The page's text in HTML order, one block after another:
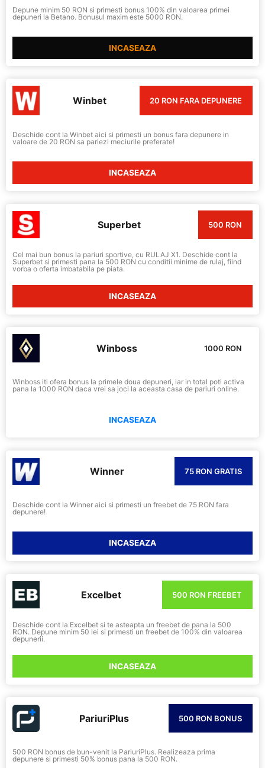
Depune minim 50 RON si primesti bonus 100% din valoarea primei
depuneri la Betano. Bonusul maxim este 5000 RON.
INCASEAZA
Winbet 20 RON FARA DEPUNERE
Deschide cont la Winbet aici si primesti un bonus fara depunere in
valoare de 20 RON sa pariezi meciurile preferate!
INCASEAZA
Superbet 500 RON
Cel mai bun bonus la pariuri sportive, cu RULAJ X1. Deschide cont la
Superbet si primesti pana la 500 RON cu conditii minime de rulaj, fiind
vorba o oferta imbatabila pe piata.
INCASEAZA
Winboss 1000 RON
Winboss iti ofera bonus la primele doua depuneri, iar in total poti activa
pana la 1000 RON daca vrei sa joci la aceasta casa de pariuri online.
INCASEAZA
Winner 75 RON GRATIS
Deschide cont la Winner aici si primesti un freebet de 75 RON fara
depunere!
INCASEAZA
Excelbet 500 RON FREEBET
Deschide cont la Excelbet si te asteapta un freebet de pana la 500
RON. Depune minim 50 lei si primesti un freebet de 100% din valoarea
depunerii.
INCASEAZA
PariuriPlus 500 RON BONUS
500 RON bonus de bun-venit la PariuriPlus. Realizeaza prima
depunere si primesti 50% bonus pana la 500 RON.